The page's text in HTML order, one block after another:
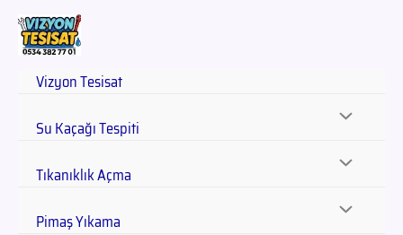
Vizyon Tesisat
Su Kaçağı Tespiti
Tıkanıklık Açma
Pimaş Yıkama